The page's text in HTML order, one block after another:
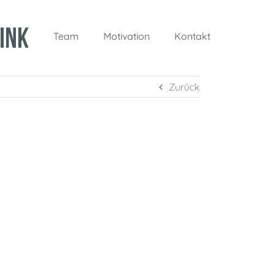
Team Motivation Kontakt
Zurück